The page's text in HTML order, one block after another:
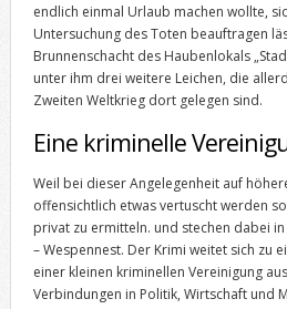
endlich einmal Urlaub machen wollte,
Untersuchung des Toten beauftragen
Brunnenschacht des Haubenlokals
unter ihm drei weitere Leichen, die
Zweiten Weltkrieg dort gelegen sind.
Eine kriminelle
Weil bei dieser Angelegenheit auf
offensichtlich etwas vertuscht werden
privat zu ermitteln. und stechen dabei
– Wespennest. Der Krimi weitet sich zu
einer kleinen kriminellen Vereinigung
Verbindungen in Politik, Wirtschaft und